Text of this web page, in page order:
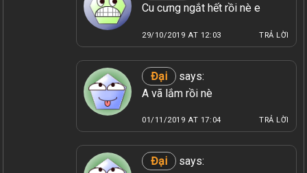
Cu cưng ngắt hết rồi nè e
29/10/2019 AT 12:03 TRẢ LỜI
Đại
says:
A vã lắm rồi nè
01/11/2019 AT 17:04 TRẢ LỜI
Đại
says: